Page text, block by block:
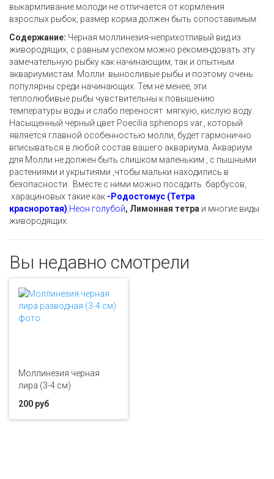
выкармливание молоди не отличается от кормления
взрослых рыбок, размер корма должен быть сопоставимым.
Содержание: Черная моллинезия-неприхотливый вид из
живородящих, с равным успехом можно рекомендовать эту
замечательную рыбку как начинающим, так и опытным
аквариумистам. Молли выносливые рыбы и поэтому очень
популярны среди начинающих. Тем не менее, эти
теплолюбивые рыбы чувствительны к повышению
температуры воды и слабо переносят мягкую, кислую воду.
Насыщенный черный цвет Poecilia sphenops var., который
является главной особенностью молли, будет гармонично
вписываться в любой состав вашего аквариума. Аквариум
для Молли не должен быть слишком маленьким , с пышными
растениями и укрытиями ,чтобы мальки находились в
безопасности. Вместе с ними можно посадить барбусов,
харациновых такие как - Родостомус (Тетра
красноротая) Неон голубой, Лимонная тетра и многие виды
живородящих.
Вы недавно смотрели
Моллинезия черная
лира (3-4 см)
200 руб